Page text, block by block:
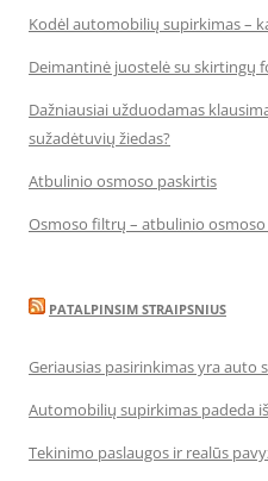
Kodėl automobilių supirkimas –
Deimantinė juostelė su skirtingų
Dažniausiai užduodamas
sužadėtuvių žiedas?
Atbulinio osmoso paskirtis
Osmoso filtrų – atbulinio
PATALPINSIM STRAIPSNIUS
Geriausias pasirinkimas yra auto
Automobilių supirkimas padeda
Tekinimo paslaugos ir realūs